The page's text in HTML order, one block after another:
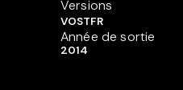
Versions
VOSTFR
Année de sortie
2014